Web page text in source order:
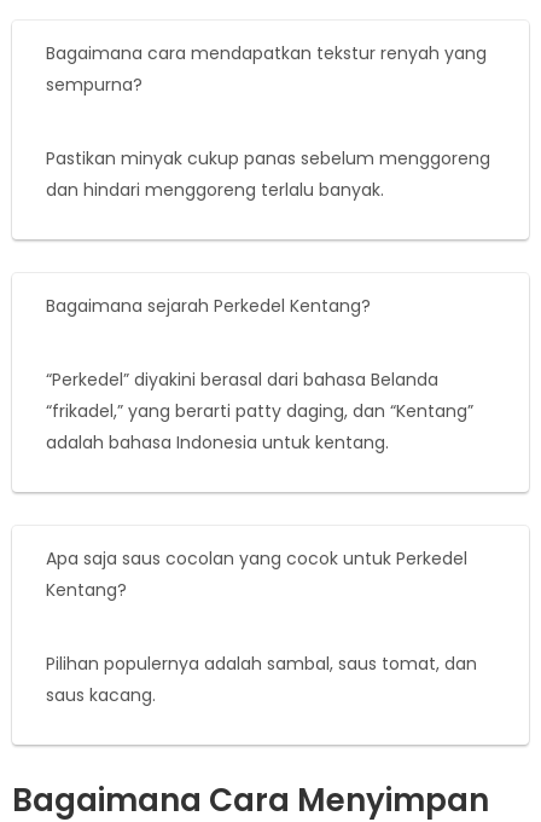
Bagaimana cara mendapatkan tekstur renyah yang
sempurna?
Pastikan minyak cukup panas sebelum menggoreng
dan hindari menggoreng terlalu banyak.
Bagaimana sejarah Perkedel Kentang?
“Perkedel” diyakini berasal dari bahasa Belanda
“frikadel,” yang berarti patty daging, dan “Kentang”
adalah bahasa Indonesia untuk kentang.
Apa saja saus cocolan yang cocok untuk Perkedel
Kentang?
Pilihan populernya adalah sambal, saus tomat, dan
saus kacang.
Bagaimana Cara Menyimpan